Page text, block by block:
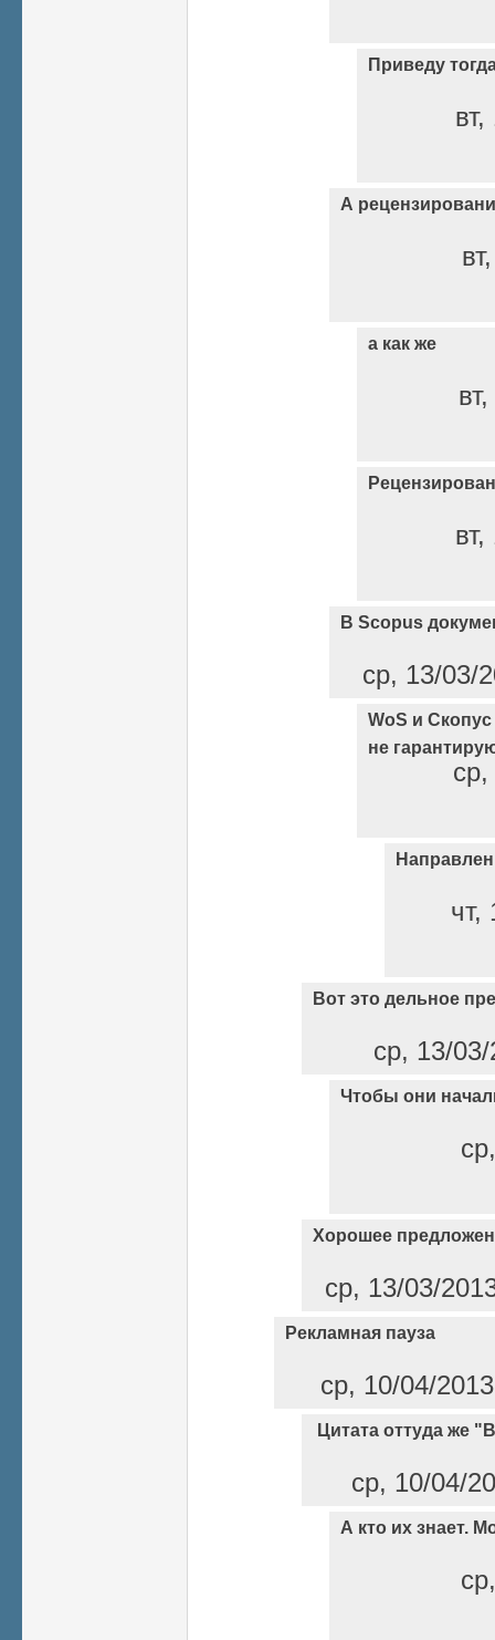
Приведу
А
а как же
В Scopus
ср, 13/03/
WoS и
не
чт,
Вот это дельное
ср, 13/
Чтобы они
Хорошее
ср, 13/03/
Рекламная пауза
ср, 10/04/
Цитата оттуда же
ср, 10/04/
А кто их знает.